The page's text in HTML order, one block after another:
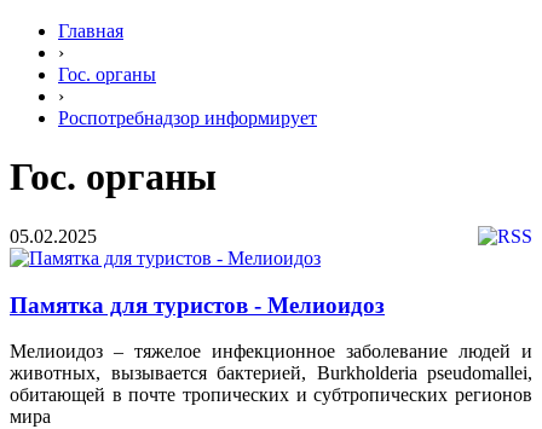
Главная
›
Гос. органы
›
Роспотребнадзор информирует
Гос. органы
05.02.2025
Памятка для туристов - Мелиоидоз
Мелиоидоз – тяжелое инфекционное заболевание людей и
животных, вызывается бактерией, Burkholderia pseudomallei,
обитающей в почте тропических и субтропических регионов
мира